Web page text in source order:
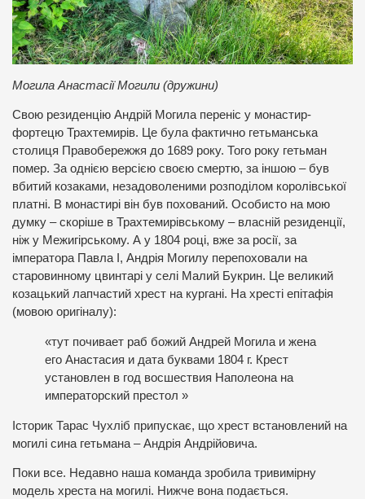
Могила Анастасії Могили (дружини)
Свою резиденцію Андрій Могила переніс у монастир-
фортецю Трахтемирів. Це була фактично гетьманська
столиця Правобережжя до 1689 року. Того року гетьман
помер. За однією версією своєю смертю, за іншою – був
вбитий козаками, незадоволеними розподілом королівської
платні. В монастирі він був похований. Особисто на мою
думку – скоріше в Трахтемирівському – власній резиденції,
ніж у Межигірському. А у 1804 році, вже за росії, за
імператора Павла І, Андрія Могилу перепоховали на
старовинному цвинтарі у селі Малий Букрин. Це великий
козацький лапчастий хрест на кургані. На хресті епітафія
(мовою оригіналу):
«тут почивает раб божий Андрей Могила и жена
его Анастасия и дата буквами 1804 г. Крест
установлен в год восшествия Наполеона на
императорский престол »
Історик Тарас Чухліб припускає, що хрест встановлений на
могилі сина гетьмана – Андрія Андрійовича.
Поки все. Недавно наша команда зробила тривимірну
модель хреста на могилі. Нижче вона подається.